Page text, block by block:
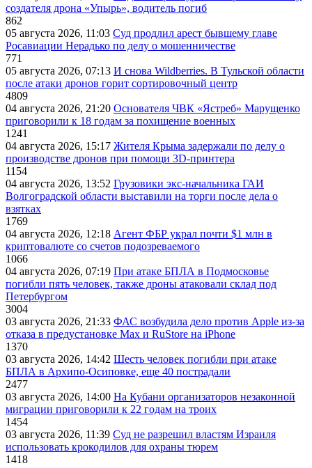
создателя дрона «Упырь», водитель погиб
862
05 августа 2026, 11:03 Суд продлил арест бывшему главе
Росавиации Нерадько по делу о мошенничестве
771
05 августа 2026, 07:13 И снова Wildberries. В Тульской области
после атаки дронов горит сортировочный центр
4809
04 августа 2026, 21:20 Основателя ЧВК «Ястреб» Марущенко
приговорили к 18 годам за похищение военных
1241
04 августа 2026, 15:17 Жителя Крыма задержали по делу о
производстве дронов при помощи 3D‑принтера
1154
04 августа 2026, 13:52 Грузовики экс-начальника ГАИ
Волгоградской области выставили на торги после дела о
взятках
1769
04 августа 2026, 12:18 Агент ФБР украл почти $1 млн в
криптовалюте со счетов подозреваемого
1066
04 августа 2026, 07:19 При атаке БПЛА в Подмосковье
погибли пять человек, также дроны атаковали склад под
Петербургом
3004
03 августа 2026, 21:33 ФАС возбудила дело против Apple из-за
отказа в предустановке Max и RuStore на iPhone
1370
03 августа 2026, 14:42 Шесть человек погибли при атаке
БПЛА в Архипо-Осиповке, еще 40 пострадали
2477
03 августа 2026, 14:00 На Кубани организаторов незаконной
миграции приговорили к 22 годам на троих
1454
03 августа 2026, 11:39 Суд не разрешил властям Израиля
использовать крокодилов для охраны тюрем
1418